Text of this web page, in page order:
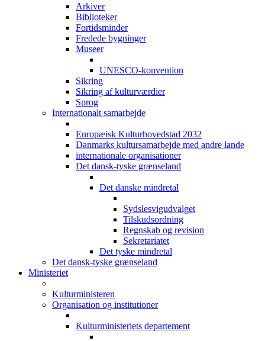
Arkiver
Biblioteker
Fortidsminder
Fredede bygninger
Museer
UNESCO-konvention
Sikring
Sikring af kulturværdier
Sprog
Internationalt samarbejde
Europæisk Kulturhovedstad 2032
Danmarks kultursamarbejde med andre lande
internationale organisationer
Det dansk-tyske grænseland
Det danske mindretal
Sydslesvigudvalget
Tilskudsordning
Regnskab og revision
Sekretariatet
Det tyske mindretal
Det dansk-tyske grænseland
Ministeriet
Kulturministeren
Organisation og institutioner
Kulturministeriets departement